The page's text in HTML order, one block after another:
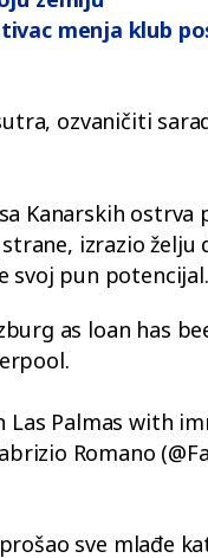
menja klub
ozvaničiti
Kanarskih
izrazio želju
svoj pun potencijal.
as loan has
Las Palmas with
Romano
sve mlađe